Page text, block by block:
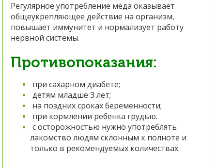
Регулярное употребление меда оказывает
общеукрепляющее действие на организм,
повышает иммунитет и нормализует работу
нервной системы.
Противопоказания:
при сахарном диабете;
детям младше 3 лет;
на поздних сроках беременности;
при кормлении ребенка грудью.
с осторожностью нужно употреблять
лакомство людям склонным к полноте и
только в рекомендуемых количествах.